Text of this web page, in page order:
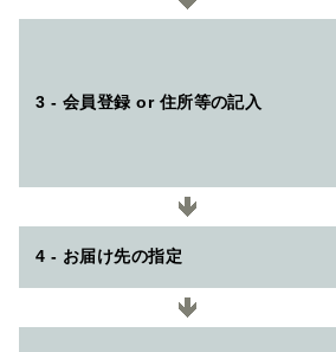
3 - 会員登録 or 住所等の記入
4 - お届け先の指定